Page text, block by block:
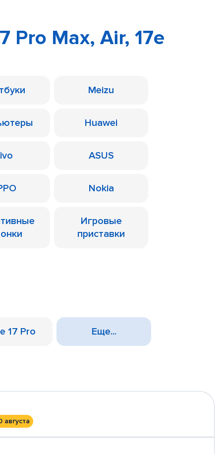
Pro Max, Air, 17e
Meizu
Huawei
ASUS
Nokia
Игровые
приставки
17 Pro Еще...
августа